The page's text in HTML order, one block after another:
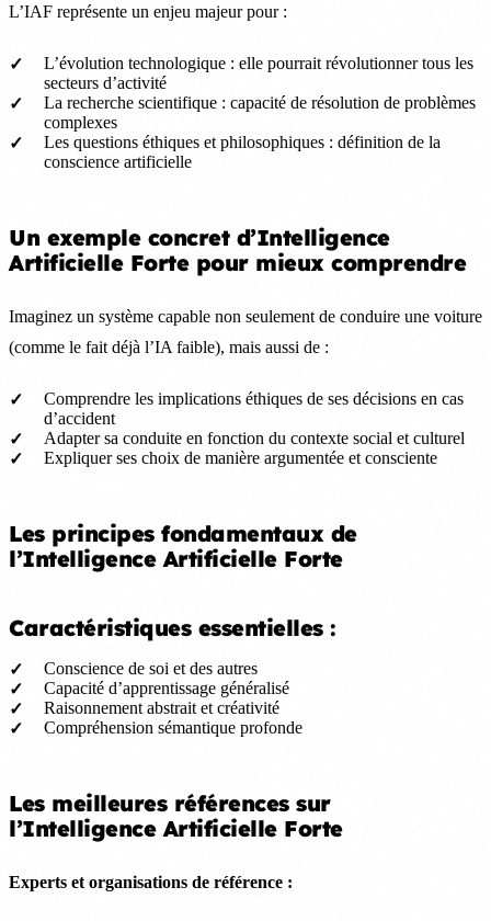
L’IAF représente un enjeu majeur pour :
L’évolution technologique : elle pourrait révolutionner tous les
secteurs d’activité
La recherche scientifique : capacité de résolution de problèmes
complexes
Les questions éthiques et philosophiques : définition de la
conscience artificielle
Un exemple concret d’Intelligence
Artificielle Forte pour mieux comprendre
Imaginez un système capable non seulement de conduire une voiture
(comme le fait déjà l’IA faible), mais aussi de :
Comprendre les implications éthiques de ses décisions en cas
d’accident
Adapter sa conduite en fonction du contexte social et culturel
Expliquer ses choix de manière argumentée et consciente
Les principes fondamentaux de
l’Intelligence Artificielle Forte
Caractéristiques essentielles :
Conscience de soi et des autres
Capacité d’apprentissage généralisé
Raisonnement abstrait et créativité
Compréhension sémantique profonde
Les meilleures références sur
l’Intelligence Artificielle Forte
Experts et organisations de référence :